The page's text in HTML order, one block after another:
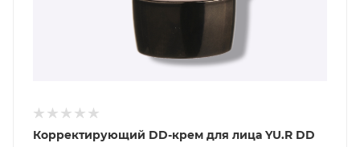
Корректирующий DD-крем для лица YU.R DD